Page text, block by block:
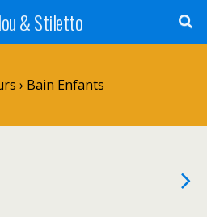
& Stiletto
› Bain Enfants